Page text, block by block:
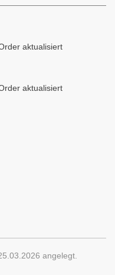
aktualisiert
aktualisiert
angelegt.